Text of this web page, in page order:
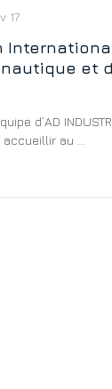
17
et
d’AD
au ...